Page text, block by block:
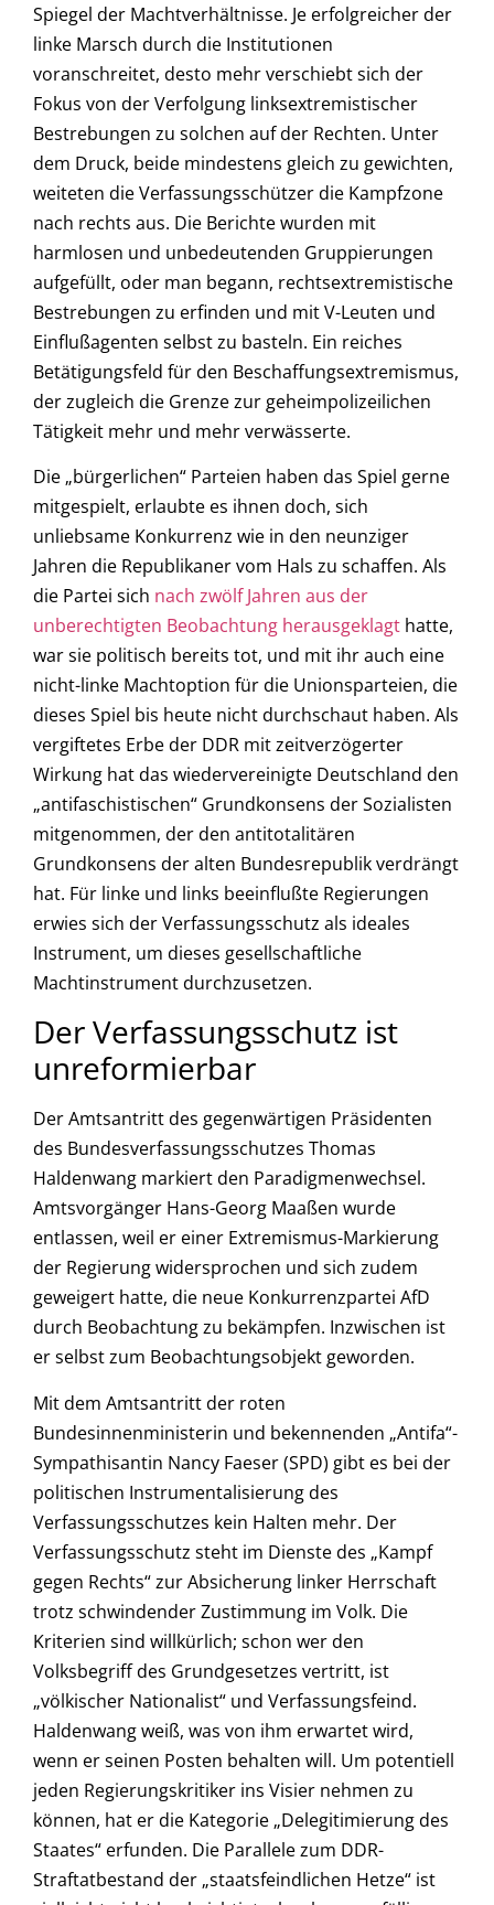
Spiegel der Machtverhältnisse. Je erfolgreicher der
linke Marsch durch die Institutionen
voranschreitet, desto mehr verschiebt sich der
Fokus von der Verfolgung linksextremistischer
Bestrebungen zu solchen auf der Rechten. Unter
dem Druck, beide mindestens gleich zu gewichten,
weiteten die Verfassungsschützer die Kampfzone
nach rechts aus. Die Berichte wurden mit
harmlosen und unbedeutenden Gruppierungen
aufgefüllt, oder man begann, rechtsextremistische
Bestrebungen zu erfinden und mit V-Leuten und
Einflußagenten selbst zu basteln. Ein reiches
Betätigungsfeld für den Beschaffungsextremismus,
der zugleich die Grenze zur geheimpolizeilichen
Tätigkeit mehr und mehr verwässerte.
Die „bürgerlichen“ Parteien haben das Spiel gerne
mitgespielt, erlaubte es ihnen doch, sich
unliebsame Konkurrenz wie in den neunziger
Jahren die Republikaner vom Hals zu schaffen. Als
die Partei sich nach zwölf Jahren aus der
unberechtigten Beobachtung herausgeklagt hatte,
war sie politisch bereits tot, und mit ihr auch eine
nicht-linke Machtoption für die Unionsparteien, die
dieses Spiel bis heute nicht durchschaut haben. Als
vergiftetes Erbe der DDR mit zeitverzögerter
Wirkung hat das wiedervereinigte Deutschland den
„antifaschistischen“ Grundkonsens der Sozialisten
mitgenommen, der den antitotalitären
Grundkonsens der alten Bundesrepublik verdrängt
hat. Für linke und links beeinflußte Regierungen
erwies sich der Verfassungsschutz als ideales
Instrument, um dieses gesellschaftliche
Machtinstrument durchzusetzen.
Der Verfassungsschutz ist
unreformierbar
Der Amtsantritt des gegenwärtigen Präsidenten
des Bundesverfassungsschutzes Thomas
Haldenwang markiert den Paradigmenwechsel.
Amtsvorgänger Hans-Georg Maaßen wurde
entlassen, weil er einer Extremismus-Markierung
der Regierung widersprochen und sich zudem
geweigert hatte, die neue Konkurrenzpartei AfD
durch Beobachtung zu bekämpfen. Inzwischen ist
er selbst zum Beobachtungsobjekt geworden.
Mit dem Amtsantritt der roten
Bundesinnenministerin und bekennenden „Antifa“-
Sympathisantin Nancy Faeser (SPD) gibt es bei der
politischen Instrumentalisierung des
Verfassungsschutzes kein Halten mehr. Der
Verfassungsschutz steht im Dienste des „Kampf
gegen Rechts“ zur Absicherung linker Herrschaft
trotz schwindender Zustimmung im Volk. Die
Kriterien sind willkürlich; schon wer den
Volksbegriff des Grundgesetzes vertritt, ist
„völkischer Nationalist“ und Verfassungsfeind.
Haldenwang weiß, was von ihm erwartet wird,
wenn er seinen Posten behalten will. Um potentiell
jeden Regierungskritiker ins Visier nehmen zu
können, hat er die Kategorie „Delegitimierung des
Staates“ erfunden. Die Parallele zum DDR-
Straftatbestand der „staatsfeindlichen Hetze“ ist